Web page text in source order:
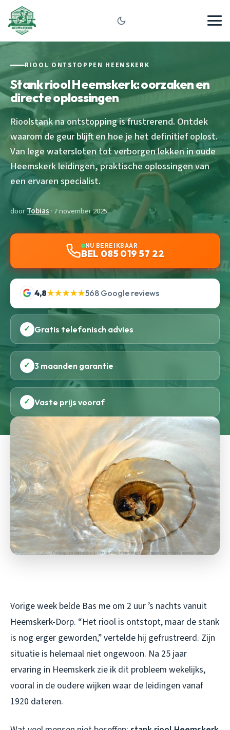
RIOOL ONTSTOPPEN HEEMSKERK
Stank riool Heemskerk: oorzaken en
directe oplossingen
Rioolstank na ontstopping is frustrerend. Ontdek
waarom de geur blijft en hoe je het definitief oplost.
Van lege watersloten tot verborgen lekken in oude
Heemskerk leidingen, praktische oplossingen van
een ervaren specialist.
doorTobias · 7 november 2025
NU BEREIKBAAR
BEL 085 019 57 22
4,8★★★★★568 Google reviews
✓ Gratis telefonisch advies
✓ 3 maanden garantie
✓ Vaste prijs vooraf
Vorige week belde Bas me om 2 uur ’s nachts vanuit
Heemskerk-Dorp. “Het riool is ontstopt, maar de stank
is nog erger geworden,” vertelde hij gefrustreerd. Zijn
situatie is helemaal niet ongewoon. Na 25 jaar
ervaring in Heemskerk zie ik dit probleem wekelijks,
vooral in de oudere wijken waar de leidingen vanaf
1920 dateren.